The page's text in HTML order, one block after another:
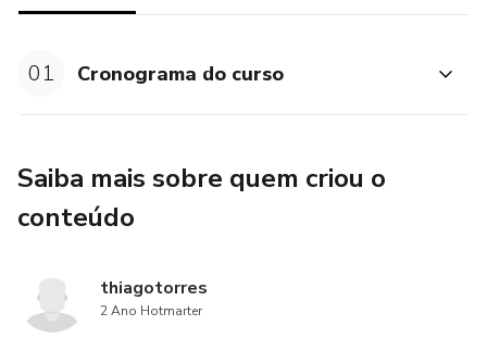
01 Cronograma do curso
Saiba mais sobre quem criou o
conteúdo
thiagotorres
2 Ano Hotmarter